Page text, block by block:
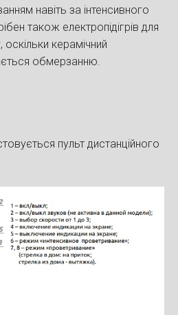
навіть за інтенсивного
також електропідігрів для
керамічний
обмерзанню.
пульт дистанційного